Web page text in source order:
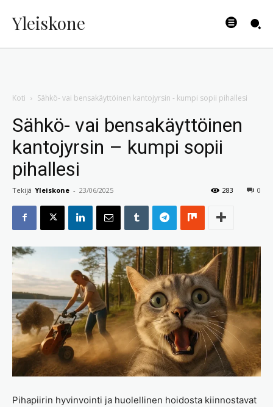
Yleiskone
Koti Sähkö- vai bensakäyttöinen kantojyrsin - kumpi sopii pihallesi
Sähkö- vai bensakäyttöinen
kantojyrsin – kumpi sopii
pihallesi
Tekijä Yleiskone - 23/06/2025 0
283
Pihapiirin hyvinvointi ja huolellinen hoidosta kiinnostavat